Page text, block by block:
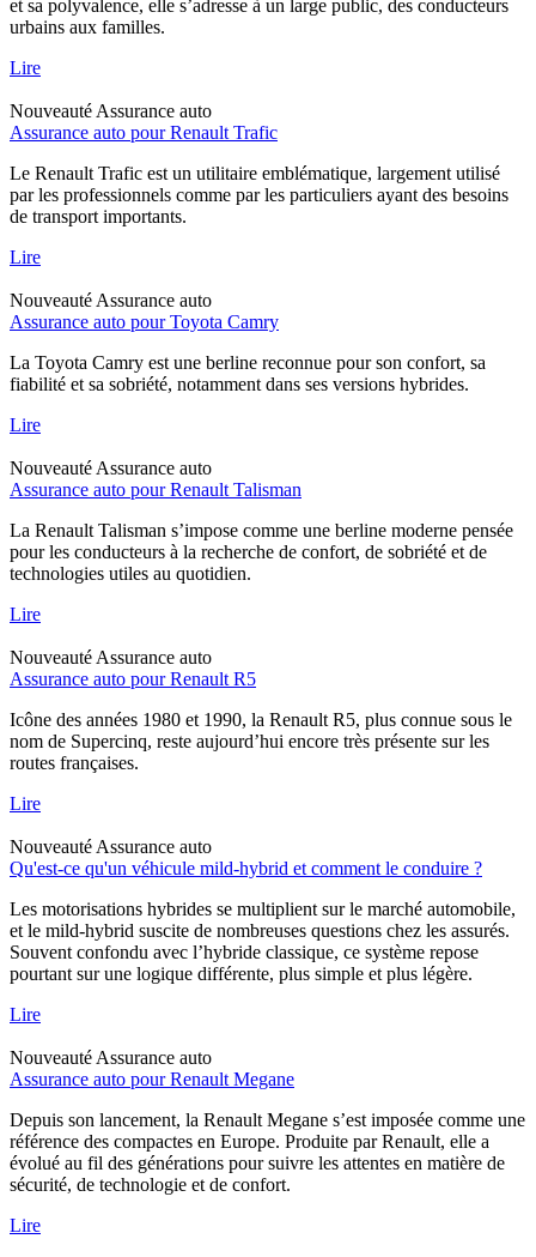
et sa polyvalence, elle s’adresse à un large public, des conducteurs
urbains aux familles.
Lire
Nouveauté Assurance auto
Assurance auto pour Renault Trafic
Le Renault Trafic est un utilitaire emblématique, largement utilisé
par les professionnels comme par les particuliers ayant des besoins
de transport importants.
Lire
Nouveauté Assurance auto
Assurance auto pour Toyota Camry
La Toyota Camry est une berline reconnue pour son confort, sa
fiabilité et sa sobriété, notamment dans ses versions hybrides.
Lire
Nouveauté Assurance auto
Assurance auto pour Renault Talisman
La Renault Talisman s’impose comme une berline moderne pensée
pour les conducteurs à la recherche de confort, de sobriété et de
technologies utiles au quotidien.
Lire
Nouveauté Assurance auto
Assurance auto pour Renault R5
Icône des années 1980 et 1990, la Renault R5, plus connue sous le
nom de Supercinq, reste aujourd’hui encore très présente sur les
routes françaises.
Lire
Nouveauté Assurance auto
Qu'est-ce qu'un véhicule mild-hybrid et comment le conduire ?
Les motorisations hybrides se multiplient sur le marché automobile,
et le mild-hybrid suscite de nombreuses questions chez les assurés.
Souvent confondu avec l’hybride classique, ce système repose
pourtant sur une logique différente, plus simple et plus légère.
Lire
Nouveauté Assurance auto
Assurance auto pour Renault Megane
Depuis son lancement, la Renault Megane s’est imposée comme une
référence des compactes en Europe. Produite par Renault, elle a
évolué au fil des générations pour suivre les attentes en matière de
sécurité, de technologie et de confort.
Lire